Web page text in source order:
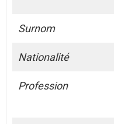
Surnom
Nationalité
Profession